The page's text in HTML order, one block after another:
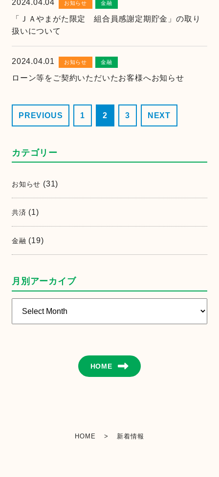
2024.04.04 お知らせ 金融
「ＪＡやまがた限定 組合員感謝定期貯金」の取り
扱いについて
2024.04.01 お知らせ 金融
ローン等をご契約いただいたお客様へお知らせ
PREVIOUS 1 2 3 NEXT
カテゴリー
お知らせ (31)
共済 (1)
金融 (19)
月別アーカイブ
HOME
HOME > 新着情報